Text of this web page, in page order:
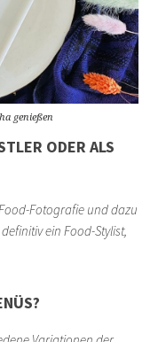
genießen
ODER ALS
Fotografie und dazu
ein Food-Stylist,